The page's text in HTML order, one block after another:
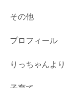
その他
プロフィール
りっちゃんより